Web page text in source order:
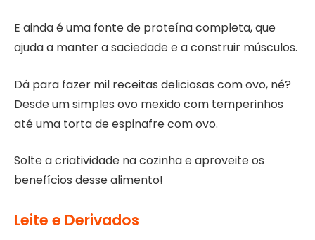
E ainda é uma fonte de proteína completa, que
ajuda a manter a saciedade e a construir músculos.
Dá para fazer mil receitas deliciosas com ovo, né?
Desde um simples ovo mexido com temperinhos
até uma torta de espinafre com ovo.
Solte a criatividade na cozinha e aproveite os
benefícios desse alimento!
Leite e Derivados